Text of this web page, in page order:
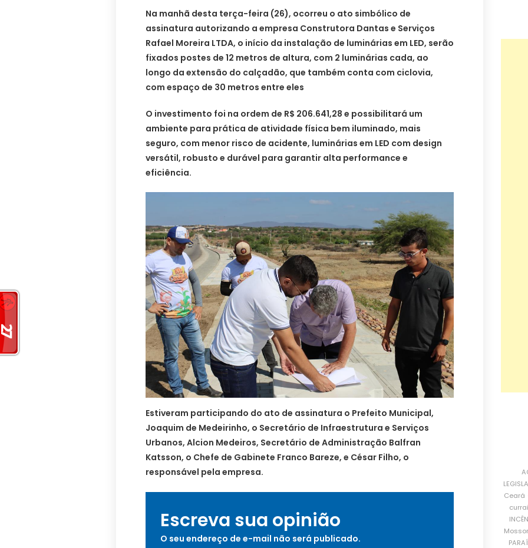
Na manhã desta terça-feira (26), ocorreu o ato simbólico de
assinatura autorizando a empresa Construtora Dantas e Serviços
Rafael Moreira LTDA, o início da instalação de luminárias em LED, serão
fixados postes de 12 metros de altura, com 2 luminárias cada, ao
longo da extensão do calçadão, que também conta com ciclovia,
com espaço de 30 metros entre eles
O investimento foi na ordem de R$ 206.641,28 e possibilitará um
ambiente para prática de atividade física bem iluminado, mais
seguro, com menor risco de acidente, luminárias em LED com design
versátil, robusto e durável para garantir alta performance e
eficiência.
Estiveram participando do ato de assinatura o Prefeito Municipal,
Joaquim de Medeirinho, o Secretário de Infraestrutura e Serviços
Urbanos, Alcion Medeiros, Secretário de Administração Balfran
Katsson, o Chefe de Gabinete Franco Bareze, e César Filho, o
responsável pela empresa.
Escreva sua opinião
O seu endereço de e-mail não será publicado.
Ceará